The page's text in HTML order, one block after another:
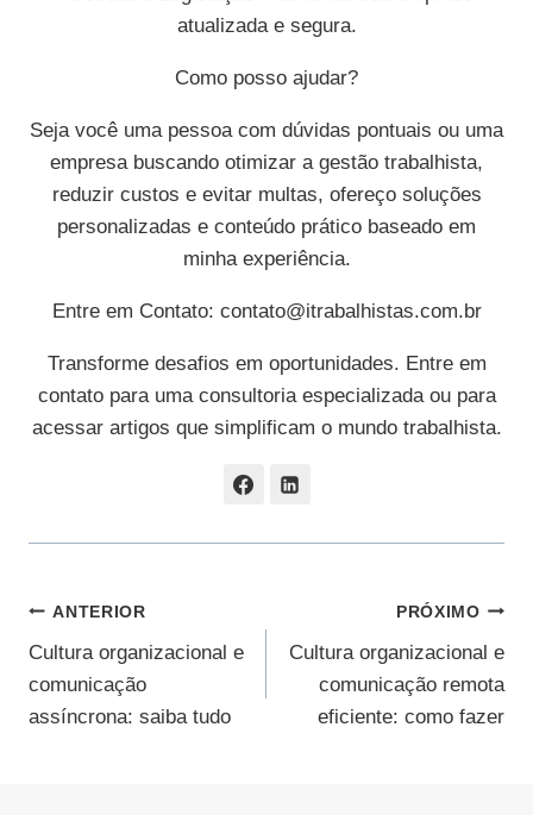
atualizada e segura.
Como posso ajudar?
Seja você uma pessoa com dúvidas pontuais ou uma
empresa buscando otimizar a gestão trabalhista,
reduzir custos e evitar multas, ofereço soluções
personalizadas e conteúdo prático baseado em
minha experiência.
Entre em Contato: contato@itrabalhistas.com.br
Transforme desafios em oportunidades. Entre em
contato para uma consultoria especializada ou para
acessar artigos que simplificam o mundo trabalhista.
Navegação
De
Post
ANTERIOR
Cultura organizacional e
comunicação
assíncrona: saiba tudo
PRÓXIMO
Cultura organizacional e
comunicação remota
eficiente: como fazer